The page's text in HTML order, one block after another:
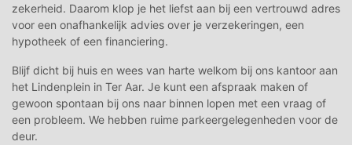
zekerheid. Daarom klop je het liefst aan bij een vertrouwd adres
voor een onafhankelijk advies over je verzekeringen, een
hypotheek of een financiering.
Blijf dicht bij huis en wees van harte welkom bij ons kantoor aan
het Lindenplein in Ter Aar. Je kunt een afspraak maken of
gewoon spontaan bij ons naar binnen lopen met een vraag of
een probleem. We hebben ruime parkeergelegenheden voor de
deur.